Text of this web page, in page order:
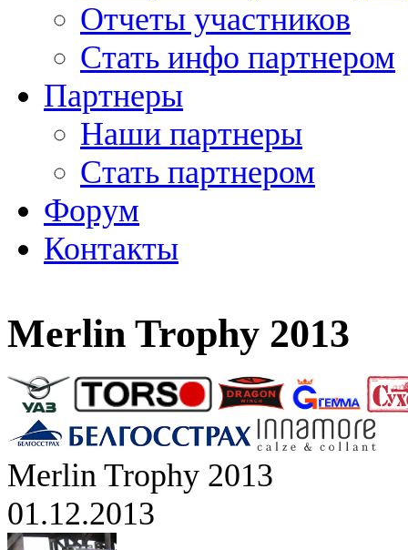
Отчеты участников
Стать инфо партнером
Партнеры
Наши партнеры
Стать партнером
Форум
Контакты
Merlin Trophy 2013
Merlin Trophy 2013
01.12.2013